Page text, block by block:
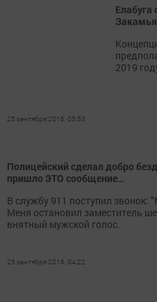
Елабуга
2019
25 сентября 2016, 05:53
Полицейский сделал добро
пришло ЭТО сообщение…
В службу 911 поступил звонок:
Меня остановил заместитель
внятный мужской голос.
25 сентября 2016, 04:22